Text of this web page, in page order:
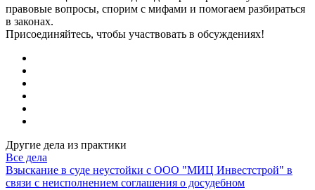
правовые вопросы, спорим с мифами и помогаем разбираться
в законах.
Присоединяйтесь, чтобы участвовать в обсуждениях!
Другие дела из практики
Все дела
Взыскание в суде неустойки с ООО "МИЦ Инвестстрой" в
связи с неисполнением соглашения о досудебном